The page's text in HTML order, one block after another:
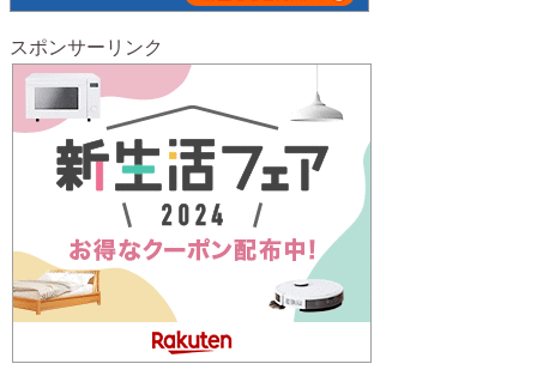
スポンサーリンク